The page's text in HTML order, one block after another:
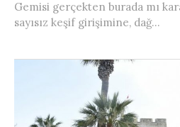
Gemisi gerçekten burada mı
sayısız keşif girişimine, dağ...